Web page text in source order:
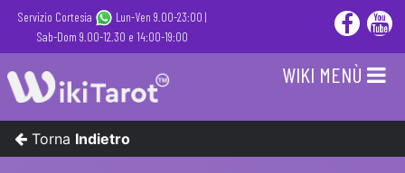
Servizio Cortesia
Lun-Ven 9.00-23:00 |
Sab-Dom 9.00-12.30 e 14:00-19:00
WIKI MENÙ
Torna Indietro